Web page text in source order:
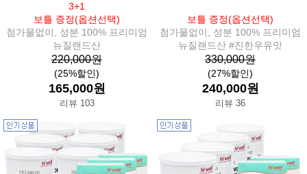
3+1
보틀 증정(옵션선택)
첨가물없이, 성분 100% 프리미엄
뉴질랜드산
220,000원
(25%할인)
165,000원
리뷰 103
보틀 증정(옵션선택)
첨가물없이, 성분 100% 프리미엄
뉴질랜드산 #진한우유맛
330,000원
(27%할인)
240,000원
리뷰 36